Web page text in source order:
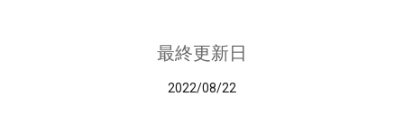
最終更新日
2022/08/22